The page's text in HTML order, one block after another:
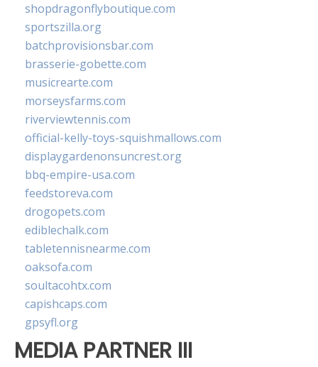
shopdragonflyboutique.com
sportszilla.org
batchprovisionsbar.com
brasserie-gobette.com
musicrearte.com
morseysfarms.com
riverviewtennis.com
official-kelly-toys-squishmallows.com
displaygardenonsuncrest.org
bbq-empire-usa.com
feedstoreva.com
drogopets.com
ediblechalk.com
tabletennisnearme.com
oaksofa.com
soultacohtx.com
capishcaps.com
gpsyfl.org
MEDIA PARTNER III